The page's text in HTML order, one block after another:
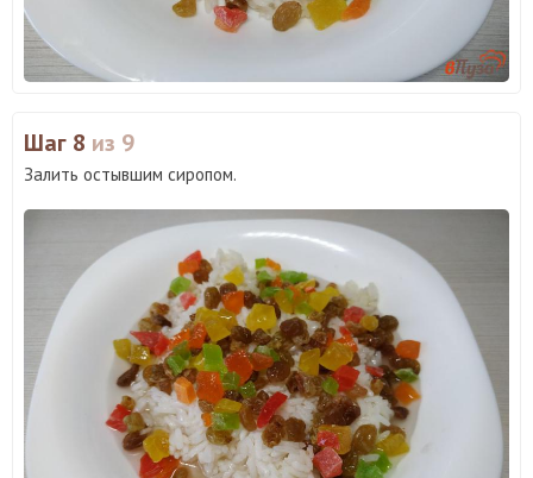
Шаг 8 из 9
Залить остывшим сиропом.